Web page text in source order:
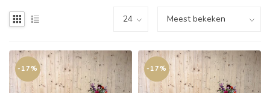
-17% -17%